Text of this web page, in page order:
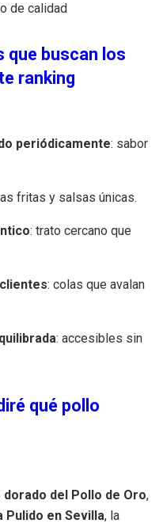
de calidad
que buscan los
ranking
periódicamente: sabor
fritas y salsas únicas.
: trato cercano que
: colas que avalan
: accesibles sin
qué pollo
del Pollo de Oro,
Pulido en Sevilla, la